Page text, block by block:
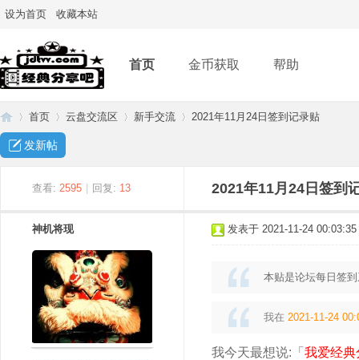
设为首页 收藏本站
首页 金币获取 帮助
首页
›
云盘交流区
›
新手交流 2021年11月24日签到记录贴
发新帖
查看: 2595 回复: 13 2021年11月24日签到
神机将现 发表于 2021-11-24 00:03:35
本贴是论坛每日签
我在 2021-11-24
我今天最想说:「 我爱经典